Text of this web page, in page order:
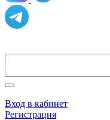
Вход в кабинет
Регистрация